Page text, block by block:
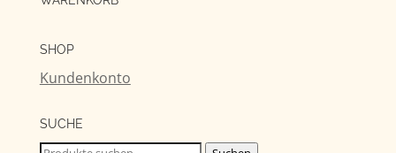
SHOP
Kundenkonto
SUCHE